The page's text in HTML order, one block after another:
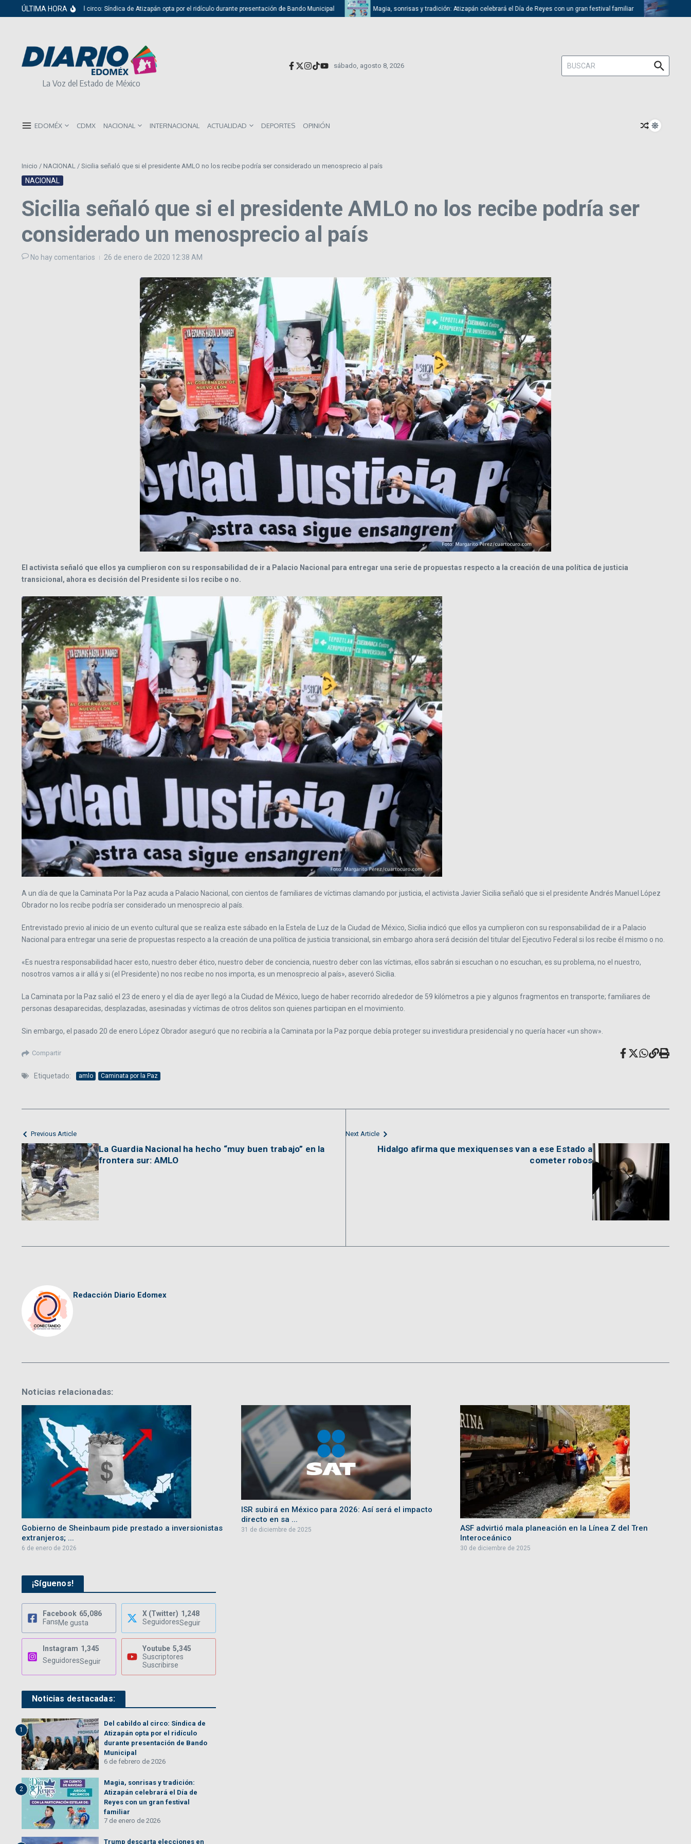
Saltar al contenido
ÚLTIMA HORA
Del cabildo al circo: Síndica de Atizapán opta por el ridículo durante presentación de Bando Municipal Magia, sonrisas y tradición: Atizapán celebrará el Día de Reyes con un gran festival familiar Trump
La Voz del Estado de México
sábado, agosto 8, 2026
Buscar:
EDOMÉX CDMX NACIONAL INTERNACIONAL ACTUALIDAD DEPORTES OPINIÓN
Inicio / NACIONAL / Sicilia señaló que si el presidente AMLO no los recibe podría ser considerado un menosprecio al país
NACIONAL
Sicilia señaló que si el presidente AMLO no los recibe podría ser
considerado un menosprecio al país
No hay comentarios 26 de enero de 2020 12:38 AM
El activista señaló que ellos ya cumplieron con su responsabilidad de ir a Palacio Nacional para entregar una serie de propuestas respecto a la creación de una política de justicia
transicional, ahora es decisión del Presidente si los recibe o no.
A un día de que la Caminata Por la Paz acuda a Palacio Nacional, con cientos de familiares de víctimas clamando por justicia, el activista Javier Sicilia señaló que si el presidente Andrés Manuel López
Obrador no los recibe podría ser considerado un menosprecio al país.
Entrevistado previo al inicio de un evento cultural que se realiza este sábado en la Estela de Luz de la Ciudad de México, Sicilia indicó que ellos ya cumplieron con su responsabilidad de ir a Palacio
Nacional para entregar una serie de propuestas respecto a la creación de una política de justicia transicional, sin embargo ahora será decisión del titular del Ejecutivo Federal si los recibe él mismo o no.
«Es nuestra responsabilidad hacer esto, nuestro deber ético, nuestro deber de conciencia, nuestro deber con las víctimas, ellos sabrán si escuchan o no escuchan, es su problema, no el nuestro,
nosotros vamos a ir allá y si (el Presidente) no nos recibe no nos importa, es un menosprecio al país», aseveró Sicilia.
La Caminata por la Paz salió el 23 de enero y el día de ayer llegó a la Ciudad de México, luego de haber recorrido alrededor de 59 kilómetros a pie y algunos fragmentos en transporte; familiares de
personas desaparecidas, desplazadas, asesinadas y víctimas de otros delitos son quienes participan en el movimiento.
Sin embargo, el pasado 20 de enero López Obrador aseguró que no recibiría a la Caminata por la Paz porque debía proteger su investidura presidencial y no quería hacer «un show».
Compartir
Etiquetado: amlo Caminata por la Paz
Previous Article
La Guardia Nacional ha hecho “muy buen trabajo” en la
frontera sur: AMLO
Next Article
Hidalgo afirma que mexiquenses van a ese Estado a
cometer robos
Redacción Diario Edomex
Noticias relacionadas:
Gobierno de Sheinbaum pide prestado a inversionistas
extranjeros; ...
6 de enero de 2026
ISR subirá en México para 2026: Así será el impacto
directo en sa ...
31 de diciembre de 2025
ASF advirtió mala planeación en la Línea Z del Tren
Interoceánico
30 de diciembre de 2025
¡Síguenos!
Facebook 65,086
FansMe gusta
X (Twitter) 1,248
SeguidoresSeguir
Instagram 1,345
SeguidoresSeguir
Youtube 5,345
Suscriptores
Suscribirse
Noticias destacadas:
1
Del cabildo al circo: Síndica de
Atizapán opta por el ridículo
durante presentación de Bando
Municipal
6 de febrero de 2026
2
Magia, sonrisas y tradición:
Atizapán celebrará el Día de
Reyes con un gran festival
familiar
7 de enero de 2026
Trump descarta elecciones en